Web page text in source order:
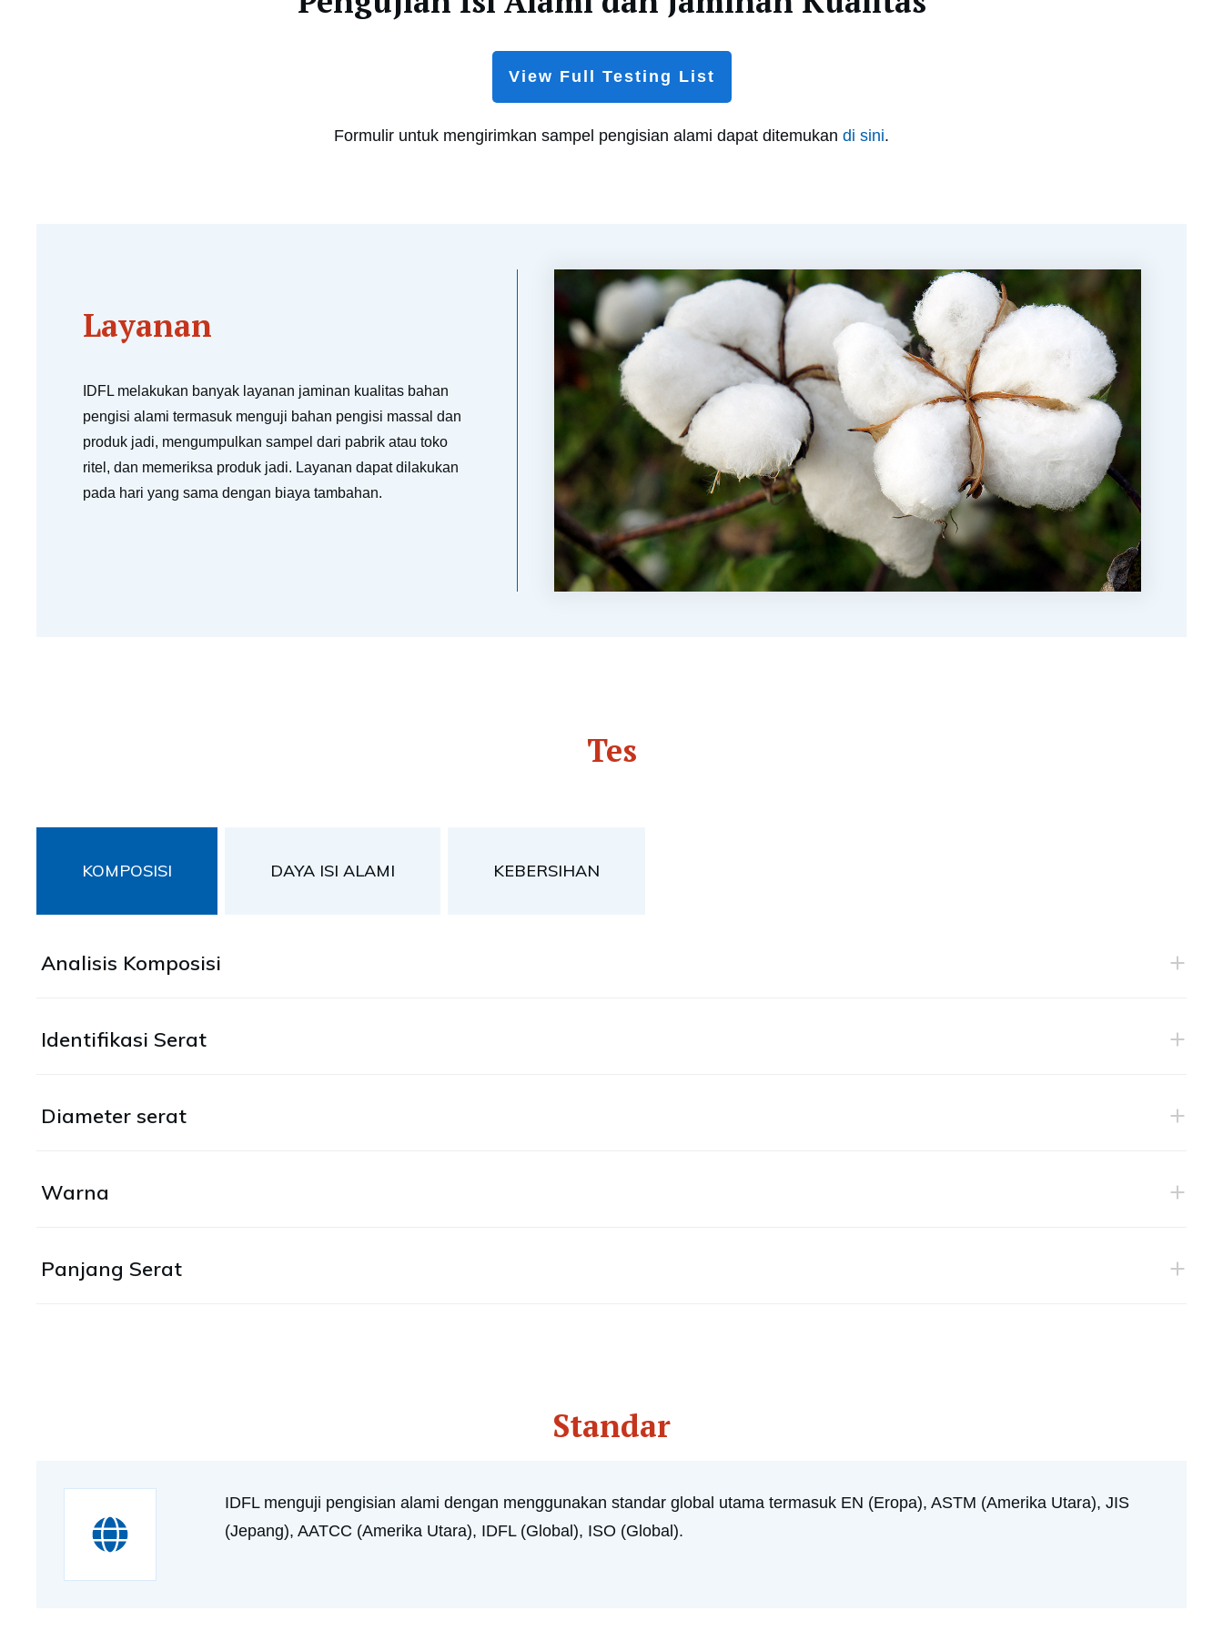
View Full Testing List
Formulir untuk mengirimkan sampel pengisian alami dapat ditemukan di sini.
Layanan
IDFL melakukan banyak layanan jaminan kualitas bahan
pengisi alami termasuk menguji bahan pengisi massal dan
produk jadi, mengumpulkan sampel dari pabrik atau toko
ritel, dan memeriksa produk jadi. Layanan dapat dilakukan
pada hari yang sama dengan biaya tambahan.
Tes
KOMPOSISI DAYA ISI ALAMI KEBERSIHAN
Analisis Komposisi
Identifikasi Serat
Diameter serat
Warna
Panjang Serat
Standar
IDFL menguji pengisian alami dengan menggunakan standar global utama termasuk EN (Eropa), ASTM (Amerika Utara), JIS
(Jepang), AATCC (Amerika Utara), IDFL (Global), ISO (Global).